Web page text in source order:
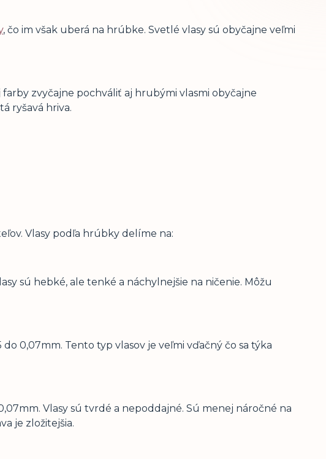
, čo im však uberá na hrúbke. Svetlé vlasy sú obyčajne veľmi
farby zvyčajne pochváliť aj hrubými vlasmi obyčajne
ryšavá hriva.
Vlasy podľa hrúbky delíme na:
sú hebké, ale tenké a náchylnejšie na ničenie. Môžu
0,07mm. Tento typ vlasov je veľmi vďačný čo sa týka
Vlasy sú tvrdé a nepoddajné. Sú menej náročné na
je zložitejšia.